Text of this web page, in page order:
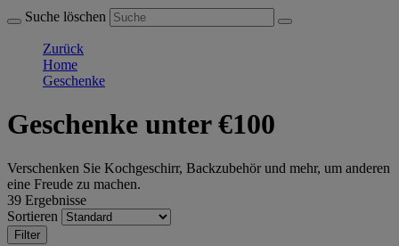
Suche löschen
Zurück
Home
Geschenke
Geschenke unter €100
Verschenken Sie Kochgeschirr, Backzubehör und mehr, um anderen
eine Freude zu machen.
39 Ergebnisse
Sortieren
Filter